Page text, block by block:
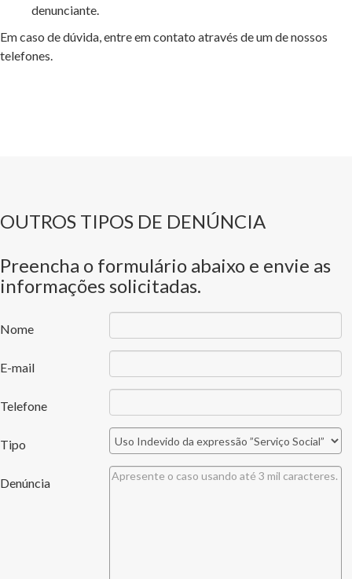
denunciante.
Em caso de dúvida, entre em contato através de um de nossos
telefones.
OUTROS TIPOS DE DENÚNCIA
Preencha o formulário abaixo e envie as
informações solicitadas.
Nome
E-mail
Telefone
Tipo
Denúncia